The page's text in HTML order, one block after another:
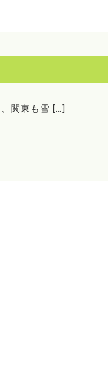
関東も雪 […]